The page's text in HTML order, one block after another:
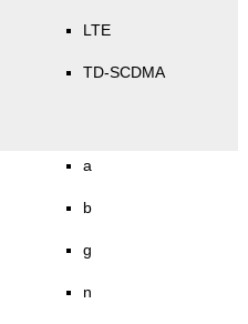
LTE
TD-SCDMA
a
b
g
n